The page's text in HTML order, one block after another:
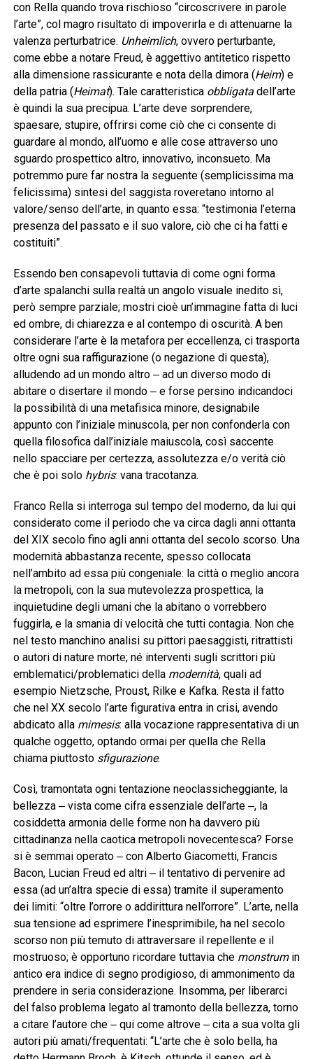
con Rella quando trova rischioso “circoscrivere in parole
l’arte”, col magro risultato di impoverirla e di attenuarne la
valenza perturbatrice. Unheimlich, ovvero perturbante,
come ebbe a notare Freud, è aggettivo antitetico rispetto
alla dimensione rassicurante e nota della dimora (Heim) e
della patria (Heimat). Tale caratteristica obbligatadell’arte
è quindi la sua precipua. L’arte deve sorprendere,
spaesare, stupire, offrirsi come ciò che ci consente di
guardare al mondo, all’uomo e alle cose attraverso uno
sguardo prospettico altro, innovativo, inconsueto. Ma
potremmo pure far nostra la seguente (semplicissima ma
felicissima) sintesi del saggista roveretano intorno al
valore/senso dell’arte, in quanto essa: “testimonia l’eterna
presenza del passato e il suo valore, ciò che ci ha fatti e
costituiti”.
Essendo ben consapevoli tuttavia di come ogni forma
d’arte spalanchi sulla realtà un angolo visuale inedito sì,
però sempre parziale; mostri cioè un’immagine fatta di luci
ed ombre, di chiarezza e al contempo di oscurità. A ben
considerare l’arte è la metafora per eccellenza, ci trasporta
oltre ogni sua raffigurazione (o negazione di questa),
alludendo ad un mondo altro ‒ ad un diverso modo di
abitare o disertare il mondo ‒ e forse persino indicandoci
la possibilità di una metafisica minore, designabile
appunto con l’iniziale minuscola, per non confonderla con
quella filosofica dall’iniziale maiuscola, così saccente
nello spacciare per certezza, assolutezza e/o verità ciò
che è poi solo hybris: vana tracotanza.
Franco Rella si interroga sul tempo del moderno, da lui qui
considerato come il periodo che va circa dagli anni ottanta
del XIX secolo fino agli anni ottanta del secolo scorso. Una
modernità abbastanza recente, spesso collocata
nell’ambito ad essa più congeniale: la città o meglio ancora
la metropoli, con la sua mutevolezza prospettica, la
inquietudine degli umani che la abitano o vorrebbero
fuggirla, e la smania di velocità che tutti contagia. Non che
nel testo manchino analisi su pittori paesaggisti, ritrattisti
o autori di nature morte; né interventi sugli scrittori più
emblematici/problematici della modernità, quali ad
esempio Nietzsche, Proust, Rilke e Kafka. Resta il fatto
che nel XX secolo l’arte figurativa entra in crisi, avendo
abdicato alla mimesis: alla vocazione rappresentativa di un
qualche oggetto, optando ormai per quella che Rella
chiama piuttosto sfigurazione.
Così, tramontata ogni tentazione neoclassicheggiante, la
bellezza ‒ vista come cifra essenziale dell’arte ‒, la
cosiddetta armonia delle forme non ha davvero più
cittadinanza nella caotica metropoli novecentesca? Forse
si è semmai operato ‒ con Alberto Giacometti, Francis
Bacon, Lucian Freud ed altri ‒ il tentativo di pervenire ad
essa (ad un’altra specie di essa) tramite il superamento
dei limiti: “oltre l’orrore o addirittura nell’orrore”. L’arte, nella
sua tensione ad esprimere l’inesprimibile, ha nel secolo
scorso non più temuto di attraversare il repellente e il
mostruoso; è opportuno ricordare tuttavia che monstrumin
antico era indice di segno prodigioso, di ammonimento da
prendere in seria considerazione. Insomma, per liberarci
del falso problema legato al tramonto della bellezza, torno
a citare l’autore che ‒ qui come altrove ‒ cita a sua volta gli
autori più amati/frequentati: “L’arte che è solo bella, ha